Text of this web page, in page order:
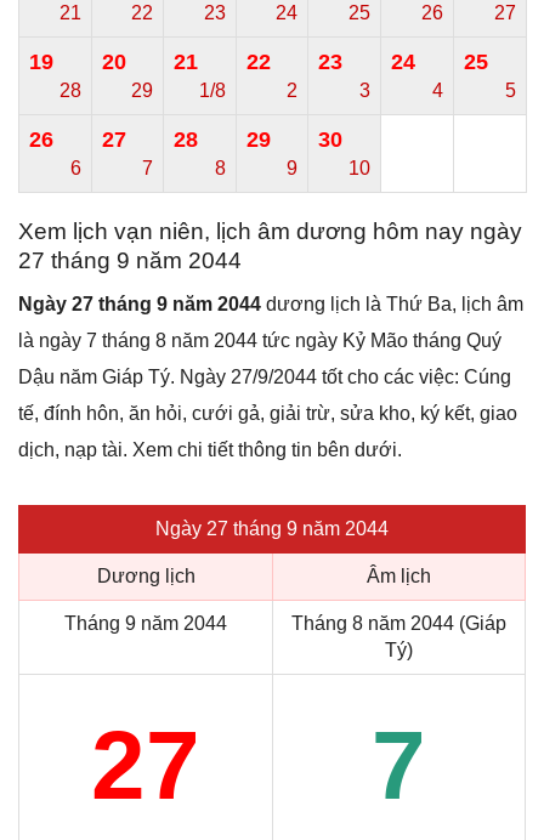
21 22 23 24 25 26 27
19
28
20
29
21
1/8
22
2
23
3
24
4
25
5
26
6
27
7
28
8
29
9
30
10
Xem lịch vạn niên, lịch âm dương hôm nay ngày
27 tháng 9 năm 2044
Ngày 27 tháng 9 năm 2044 dương lịch là Thứ Ba, lịch âm
là ngày 7 tháng 8 năm 2044 tức ngày Kỷ Mão tháng Quý
Dậu năm Giáp Tý. Ngày 27/9/2044 tốt cho các việc: Cúng
tế, đính hôn, ăn hỏi, cưới gả, giải trừ, sửa kho, ký kết, giao
dịch, nạp tài. Xem chi tiết thông tin bên dưới.
Ngày 27 tháng 9 năm 2044
Dương lịch Âm lịch
Tháng 9 năm 2044
Tháng 8 năm 2044 (Giáp
Tý)
27 7